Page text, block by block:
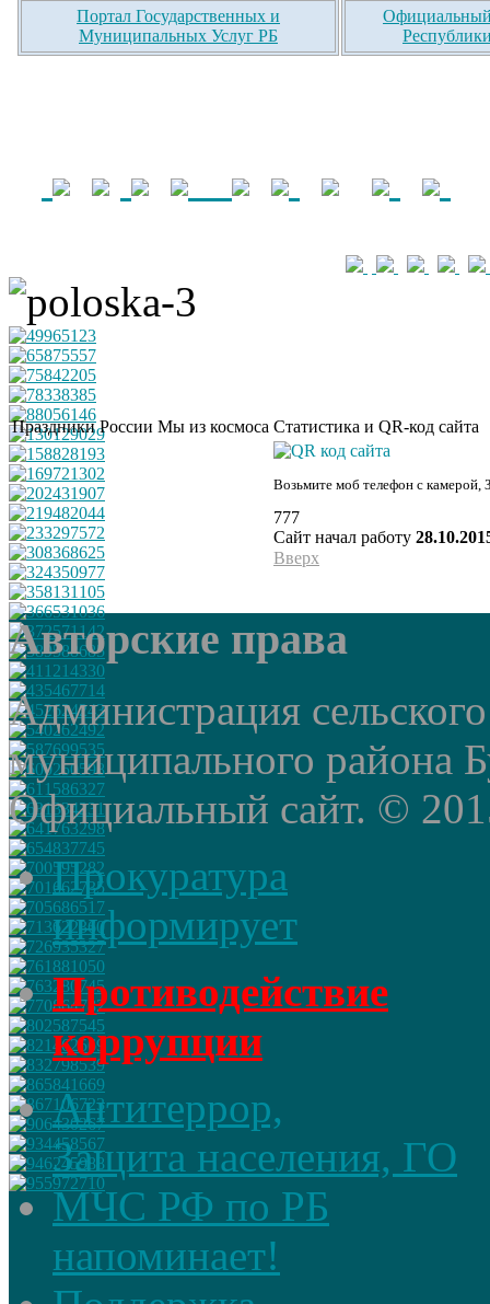
Портал Государственных и
Муниципальных Услуг РБ
Официальный
Праздники России Мы из космоса Статистика и QR-код сайта
Возьмите моб телефон с камерой,
777
Сайт начал работу
Вверх
Авторские права
Администрация
муниципального района
Официальный сайт. ©
Прокуратура
информирует
Противодействие
коррупции
Антитеррор,
Защита населения, ГО
МЧС РФ по РБ
напоминает!